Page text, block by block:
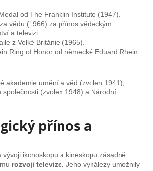
od The Franklin Institute (1947).
vědu (1966) za přínos vědeckým
a televizi.
z Velké Británie (1965).
Ring of Honor od německé Eduard Rhein
akademie umění a věd (zvolen 1941),
společnosti (zvolen 1948) a Národní
přínos a
vývoji ikonoskopu a kineskopu zásadně
rozvoji televize. Jeho vynálezy umožnily